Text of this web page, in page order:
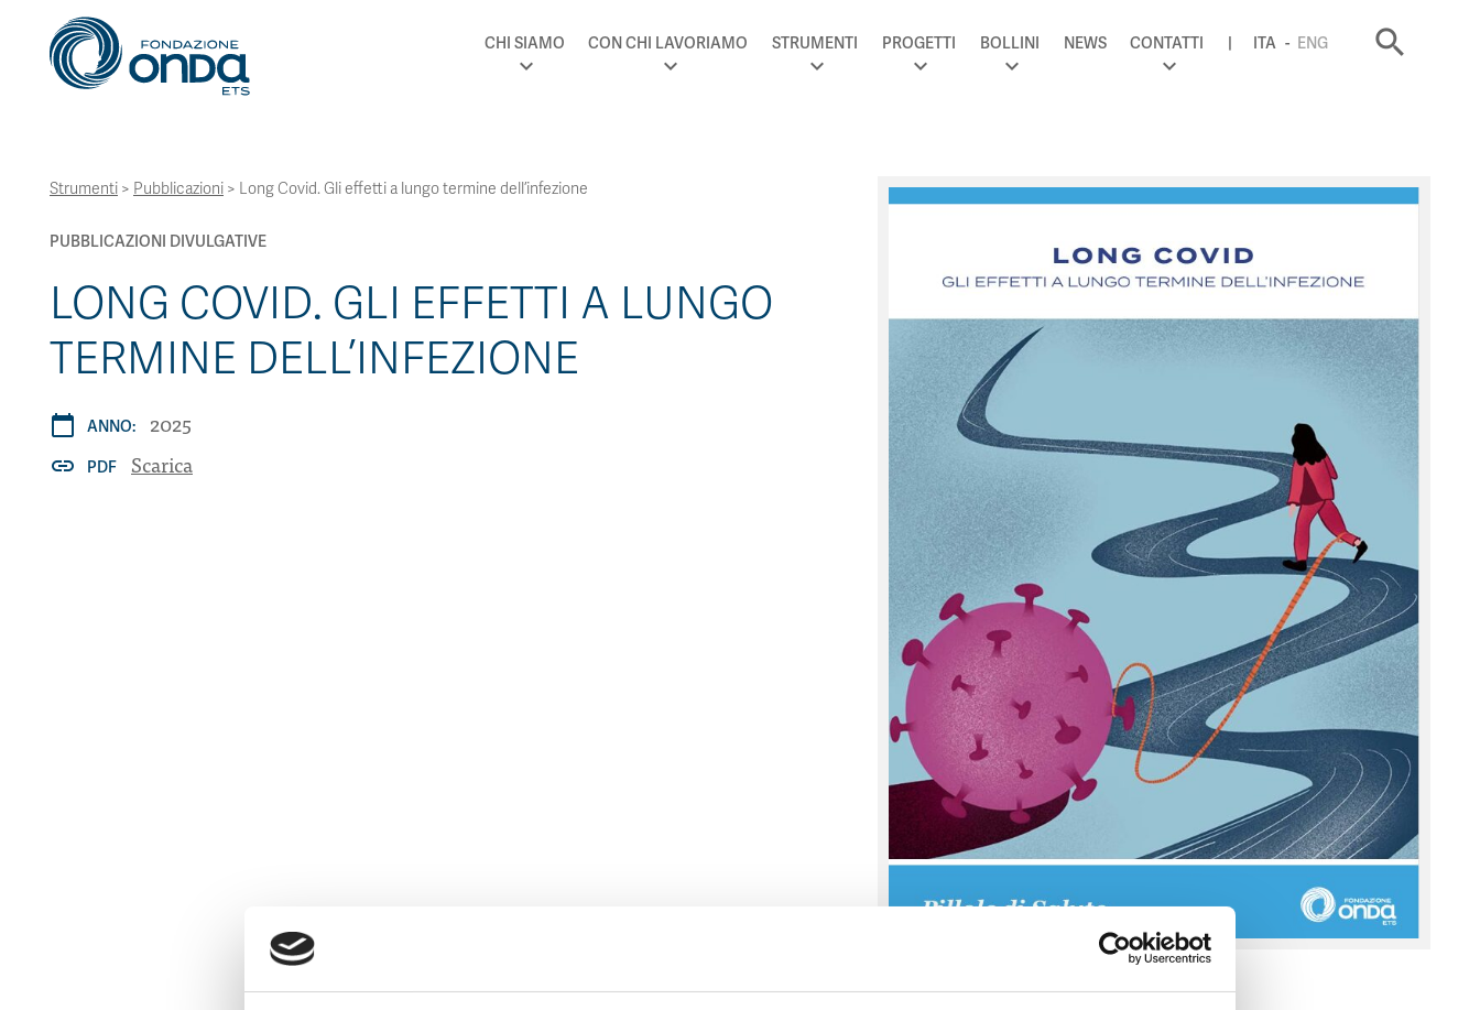
CHI SIAMO CON CHI LAVORIAMO STRUMENTI PROGETTI BOLLINI NEWS CONTATTI ITA ENG search
Strumenti > Pubblicazioni > Long Covid. Gli effetti a lungo termine dell’infezione
PUBBLICAZIONI DIVULGATIVE
LONG COVID. GLI EFFETTI A LUNGO
TERMINE DELL’INFEZIONE
calendar_today ANNO: 2025
link PDF Scarica